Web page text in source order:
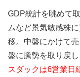
GDP統計を眺めて
ムなど景気敏感株
移。中盤にかけて
盤に騰勢を取り戻し
スダックは6営業日